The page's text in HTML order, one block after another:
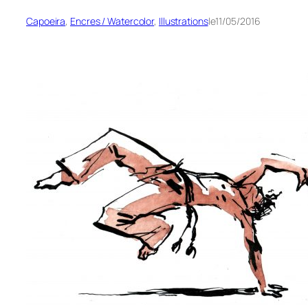
Capoeira, Encres / Watercolor, Illustrationsle11/05/2016